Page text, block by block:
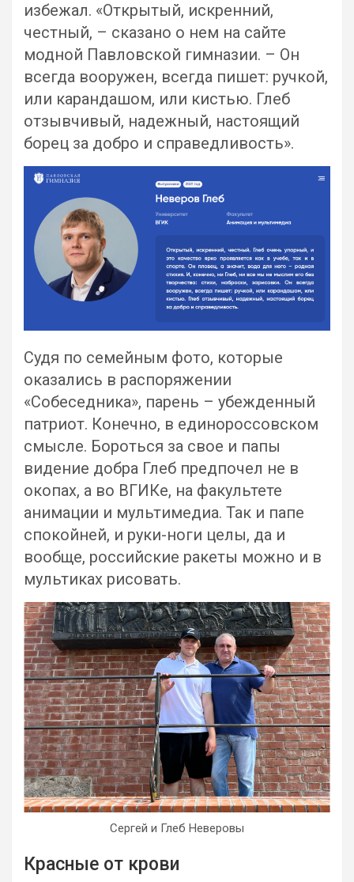
избежал. «Открытый, искренний,
честный, – сказано о нем на сайте
модной Павловской гимназии. – Он
всегда вооружен, всегда пишет: ручкой,
или карандашом, или кистью. Глеб
отзывчивый, надежный, настоящий
борец за добро и справедливость».
Судя по семейным фото, которые
оказались в распоряжении
«Собеседника», парень – убежденный
патриот. Конечно, в единороссовском
смысле. Бороться за свое и папы
видение добра Глеб предпочел не в
окопах, а во ВГИКе, на факультете
анимации и мультимедиа. Так и папе
спокойней, и руки-ноги целы, да и
вообще, российские ракеты можно и в
мультиках рисовать.
Сергей и Глеб Неверовы
Красные от крови